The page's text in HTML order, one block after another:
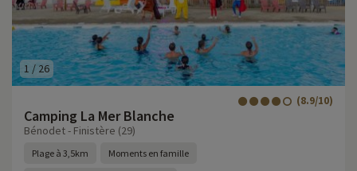
1 / 26
Camping La Mer Blanche
(8.9/10)
Bénodet - Finistère (29)
Plage à 3,5km Moments en famille